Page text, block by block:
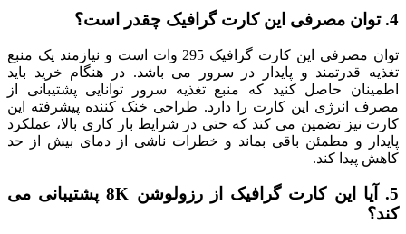
4. توان مصرفی این کارت گرافیک چقدر است؟
توان مصرفی این کارت گرافیک 295 وات است و نیازمند یک منبع
تغذیه قدرتمند و پایدار در سرور می باشد. در هنگام خرید باید
اطمینان حاصل کنید که منبع تغذیه سرور توانایی پشتیبانی از
مصرف انرژی این کارت را دارد. طراحی خنک کننده پیشرفته این
کارت نیز تضمین می کند که حتی در شرایط بار کاری بالا، عملکرد
پایدار و مطمئن باقی بماند و خطرات ناشی از دمای بیش از حد
کاهش پیدا کند.
5. آیا این کارت گرافیک از رزولوشن 8K پشتیبانی می
کند؟